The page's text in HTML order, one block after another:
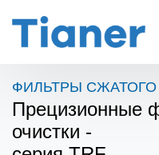
ФИЛЬТРЫ СЖАТОГО
Прецизионные
очистки -